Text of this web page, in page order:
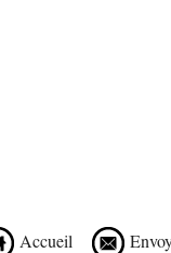
Accueil